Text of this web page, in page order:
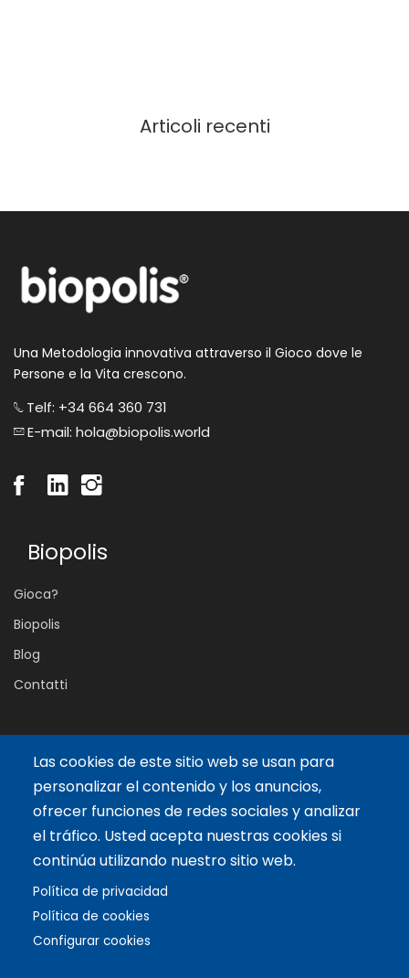
Las cookies de este sitio web se usan para
personalizar el contenido y los anuncios,
ofrecer funciones de redes sociales y analizar
el tráfico. Usted acepta nuestras cookies si
continúa utilizando nuestro sitio web.
Política de privacidad
Política de cookies
Configurar cookies
Articoli recenti
Una Metodologia innovativa attraverso il Gioco dove le
Persone e la Vita crescono.
Telf: +34 664 360 731
E-mail: hola@biopolis.world
Biopolis
Gioca?
Biopolis
Blog
Contatti
Formazione su misura
Facilitatore Internazionale
Articoli recenti